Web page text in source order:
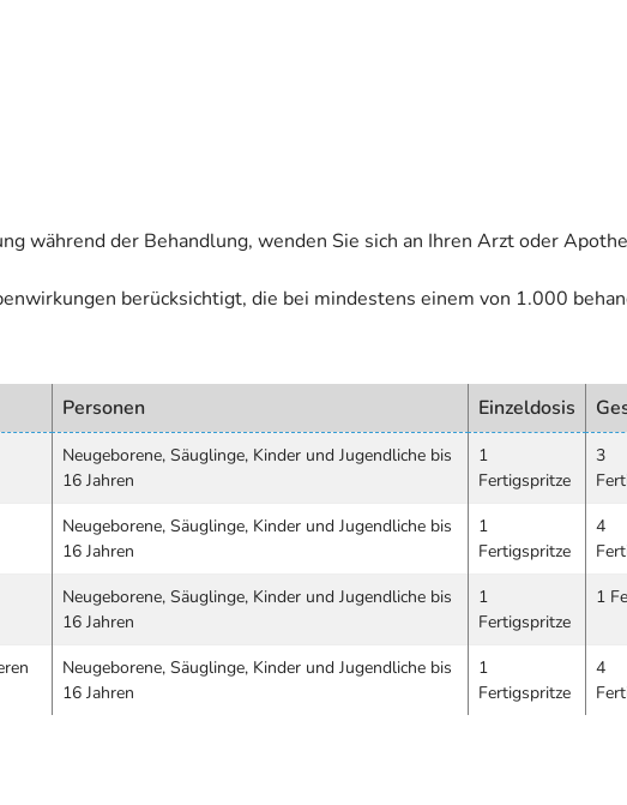
während der Behandlung, wenden Sie sich an Ihren Arzt oder
berücksichtigt, die bei mindestens einem von 1.000
Personen Einzeldosis
Neugeborene, Säuglinge, Kinder und Jugendliche bis
16 Jahren
1
Fertigspritze
3
Neugeborene, Säuglinge, Kinder und Jugendliche bis
16 Jahren
1
Fertigspritze
4
Neugeborene, Säuglinge, Kinder und Jugendliche bis
16 Jahren
1
Fertigspritze
1
Neugeborene, Säuglinge, Kinder und Jugendliche bis
16 Jahren
1
Fertigspritze
4